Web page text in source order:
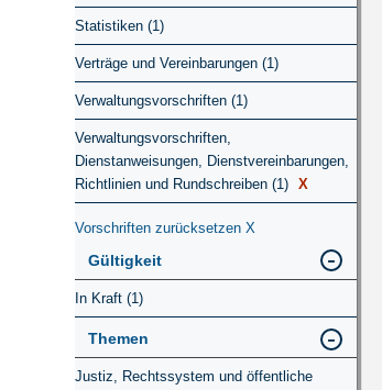
Statistiken (1)
Verträge und Vereinbarungen (1)
Verwaltungsvorschriften (1)
Verwaltungsvorschriften,
Dienstanweisungen, Dienstvereinbarungen,
Richtlinien und Rundschreiben (1) X
Vorschriften zurücksetzen X
Gültigkeit
In Kraft (1)
Themen
Justiz, Rechtssystem und öffentliche